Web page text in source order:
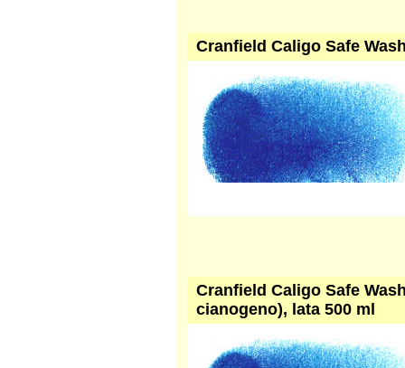
Cranfield Caligo Safe
Cranfield Caligo Safe
cianogeno), lata 500 ml